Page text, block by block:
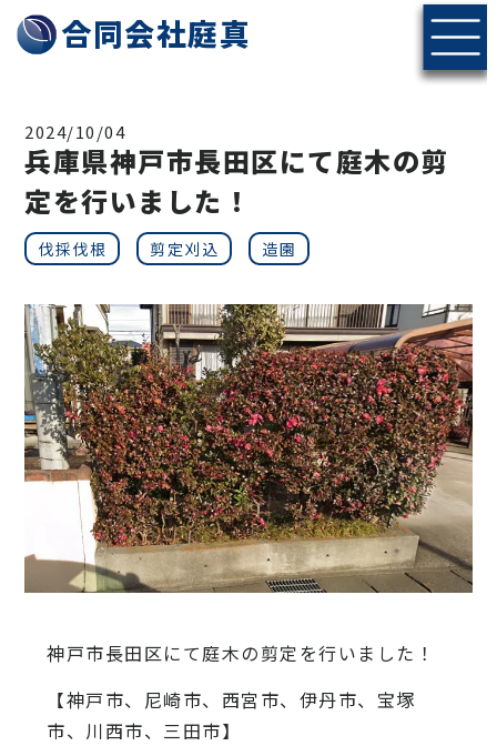
神戸・北摂エリアの伐採・剪定なら合同会社庭真へ
合同会社庭真
2024/10/04
兵庫県神戸市長田区にて庭木の剪
定を行いました！
伐採伐根 剪定刈込 造園
神戸市長田区にて庭木の剪定を行いました！
【神戸市、尼崎市、西宮市、伊丹市、宝塚
市、川西市、三田市】